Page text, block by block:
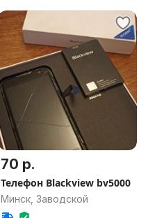
70 р.
Телефон Blackview bv5000
Минск, Заводской